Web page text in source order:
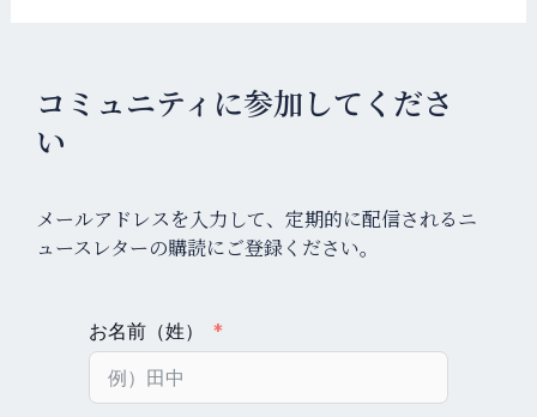
コミュニティに参加してくださ
い
メールアドレスを入力して、定期的に配信されるニ
ュースレターの購読にご登録ください。
お名前（姓）